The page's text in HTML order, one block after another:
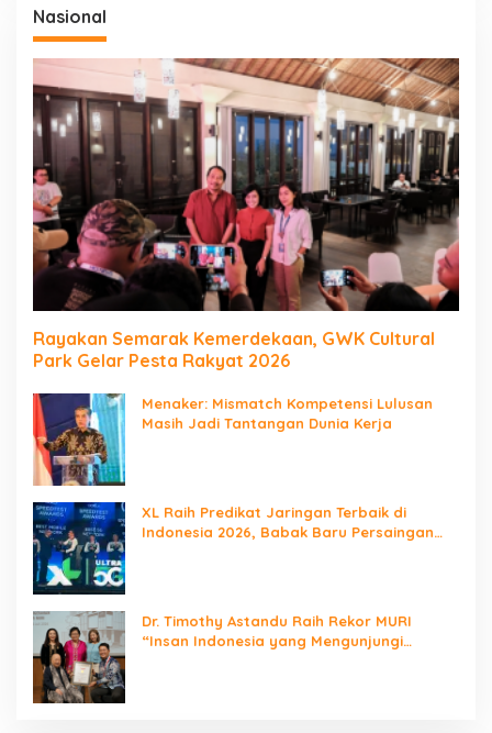
Nasional
Rayakan Semarak Kemerdekaan, GWK Cultural
Park Gelar Pesta Rakyat 2026
Menaker: Mismatch Kompetensi Lulusan
Masih Jadi Tantangan Dunia Kerja
XL Raih Predikat Jaringan Terbaik di
Indonesia 2026, Babak Baru Persaingan
Dr. Timothy Astandu Raih Rekor MURI
“Insan Indonesia yang Mengunjungi